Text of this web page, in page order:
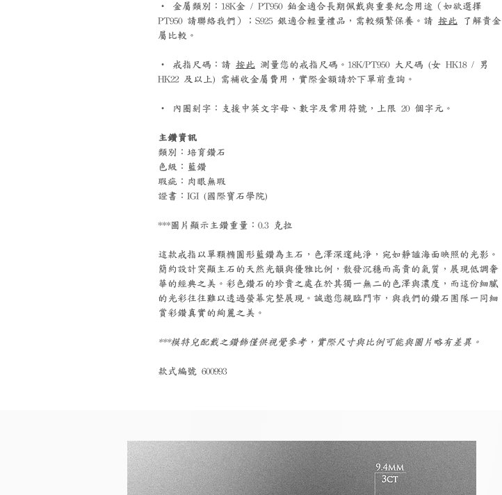
‧ 金屬類別：18K金 / PT950 鉑金適合長期佩戴與重要紀念用途（如欲選擇
PT950 請聯絡我們）；S925 銀適合輕量禮品，需較頻繁保養。請 按此 了解貴金
屬比較。
‧ 戒指尺碼：請 按此 測量您的戒指尺碼。18K/PT950 大尺碼 (女 HK18 / 男
HK22 及以上) 需補收金屬費用，實際金額請於下單前查詢。
‧ 內圈刻字：支援中英文字母、數字及常用符號，上限 20 個字元。
主鑽資訊
類別：培育鑽石
色級：藍鑽
瑕疵：肉眼無瑕
證書：IGI (國際寶石學院)
***圖片顯示主鑽重量：0.3 克拉
這款戒指以單顆橢圓形藍鑽為主石，色澤深邃純淨，宛如靜謐海面映照的光影。
簡約設計突顯主石的天然光韻與優雅比例，散發沉穩而高貴的氣質，展現低調奢
華的經典之美。彩色鑽石的珍貴之處在於其獨一無二的色澤與濃度，而這份細膩
的光彩往往難以透過螢幕完整展現。誠邀您親臨門市，與我們的鑽石團隊一同細
賞彩鑽真實的絢麗之美。
***模特兒配戴之鑽飾僅供視覺參考，實際尺寸與比例可能與圖片略有差異。
款式編號 600993